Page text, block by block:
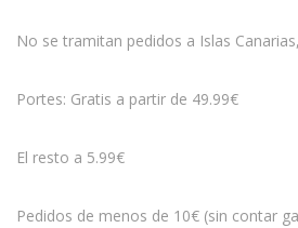
No se tramitan pedidos a Islas
Portes: Gratis a partir de 49.99€
El resto a 5.99€
Pedidos de menos de 10€ (sin contar